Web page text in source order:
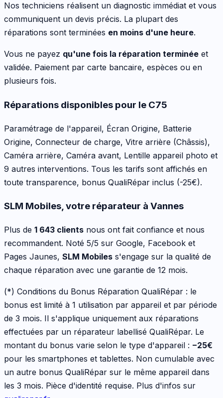
Nos techniciens réalisent un diagnostic immédiat et vous
communiquent un devis précis. La plupart des
réparations sont terminées en moins d'une heure.
Vous ne payez qu'une fois la réparation terminée et
validée. Paiement par carte bancaire, espèces ou en
plusieurs fois.
Réparations disponibles pour le C75
Paramétrage de l'appareil, Écran Origine, Batterie
Origine, Connecteur de charge, Vitre arrière (Châssis),
Caméra arrière, Caméra avant, Lentille appareil photo et
9 autres interventions. Tous les tarifs sont affichés en
toute transparence, bonus QualiRépar inclus (-25€).
SLM Mobiles, votre réparateur à Vannes
Plus de 1 643 clients nous ont fait confiance et nous
recommandent. Noté 5/5 sur Google, Facebook et
Pages Jaunes, SLM Mobiles s'engage sur la qualité de
chaque réparation avec une garantie de 12 mois.
(*) Conditions du Bonus Réparation QualiRépar : le
bonus est limité à 1 utilisation par appareil et par période
de 3 mois. Il s'applique uniquement aux réparations
effectuées par un réparateur labellisé QualiRépar. Le
montant du bonus varie selon le type d'appareil : −25€
pour les smartphones et tablettes. Non cumulable avec
un autre bonus QualiRépar sur le même appareil dans
les 3 mois. Pièce d'identité requise. Plus d'infos sur